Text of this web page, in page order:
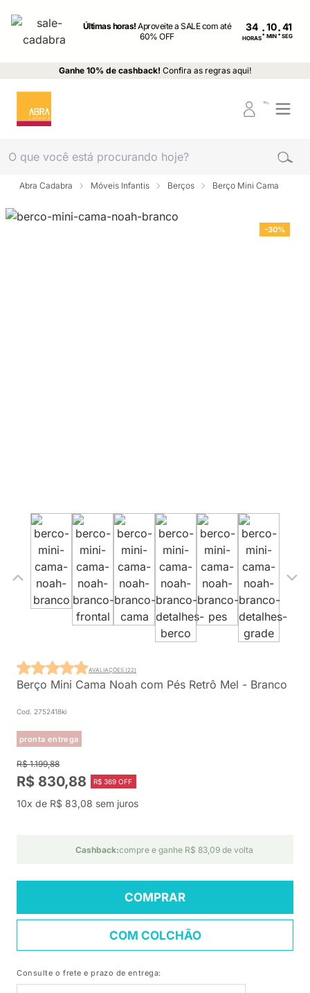
Últimas horas!Aproveite a SALE com até
60% OFF
34
HORAS: MIN : SEG
Ganhe 10% de cashback! Confira as regras aqui!
Abra Cadabra Móveis Infantis Berços Berço Mini Cama
-30%
Berço Mini Cama Noah com Pés Retrô Mel - Branco
Cod. 2752418ki
pronta entrega
AVALIAÇÕES (22)
R$ 1.199,88
R$ 830,88 R$ 369 OFF
10x de R$ 83,08 sem juros
Cashback:compre e ganhe R$ 83,09 de volta
COMPRAR
COM COLCHÃO
Consulte o frete e prazo de entrega: